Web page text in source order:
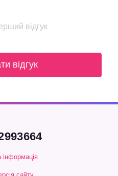
відгук
відгук
інформація